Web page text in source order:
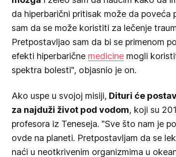
da hiperbarični pritisak može da
sam da se može koristiti za lečenje
Pretpostavljao sam da bi se primenom
efekti hiperbarične medicine mogli
spektra bolesti", objasnio je on.
Ako uspe u svojoj misiji, Dituri će
za najduži život pod vodom, koji su
profesora iz Teneseja. "Sve što nam je
ovde na planeti. Pretpostavljam da se
naći u neotkrivenim organizmima u